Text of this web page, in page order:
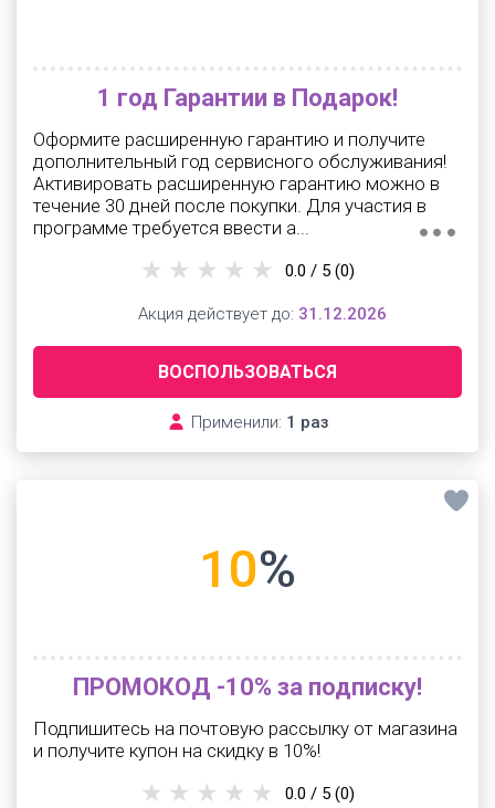
1 год Гарантии в Подарок!
Оформите расширенную гарантию и получите
дополнительный год сервисного обслуживания!
Активировать расширенную гарантию можно в
течение 30 дней после покупки. Для участия в
программе требуется ввести а...
ВОСПОЛЬЗОВАТЬСЯ
Применили: 1 раз
0.0 / 5 (0)
Акция действует до: 31.12.2026
10%
ПРОМОКОД -10% за подписку!
Подпишитесь на почтовую рассылку от магазина
и получите купон на скидку в 10%!
0.0 / 5 (0)